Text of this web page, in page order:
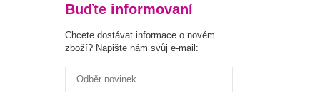
Buďte informovaní
Chcete dostávat informace o novém
zboží? Napište nám svůj e-mail: